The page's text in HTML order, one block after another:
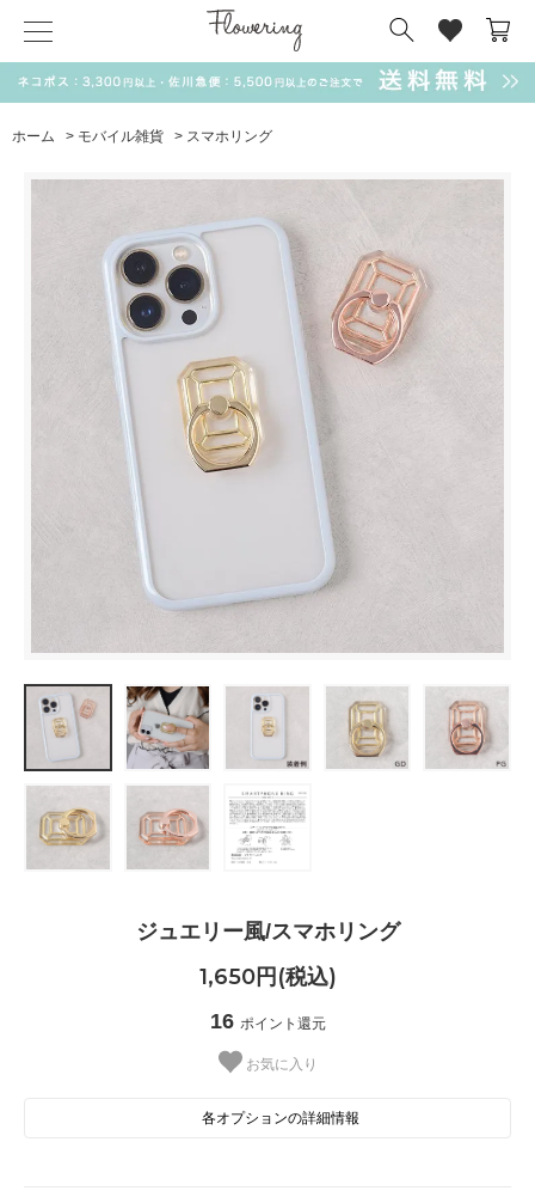
ホーム > モバイル雑貨 > スマホリング
ジュエリー風/スマホリング
1,650円(税込)
16 ポイント還元
お気に入り
各オプションの詳細情報
気化冷却スカーフ matsui サンリオ キーポーチ
MAGUFIT チャーム ドラえもん
SALE